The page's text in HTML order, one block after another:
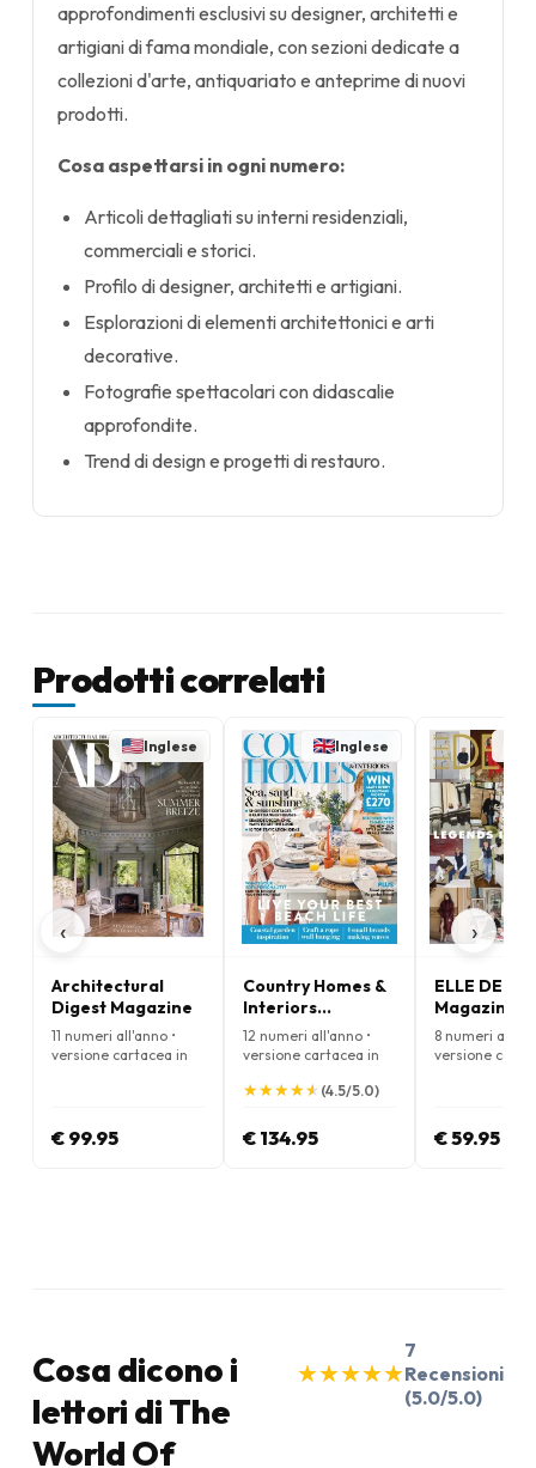
approfondimenti esclusivi su designer, architetti e
artigiani di fama mondiale, con sezioni dedicate a
collezioni d'arte, antiquariato e anteprime di nuovi
prodotti.
Cosa aspettarsi in ogni numero:
Articoli dettagliati su interni residenziali,
commerciali e storici.
Profilo di designer, architetti e artigiani.
Esplorazioni di elementi architettonici e arti
decorative.
Fotografie spettacolari con didascalie
approfondite.
Trend di design e progetti di restauro.
Prodotti correlati
‹
Inglese
Architectural
Digest Magazine
11 numeri all'anno •
versione cartacea in
€ 99.95
Inglese
Country Homes &
Interiors
Magazine
12 numeri all'anno •
versione cartacea in
★
★★
★★
★★
★★
★ (4.5/5.0)
€ 134.95
ELLE
Magazine
8 numeri
versione
€ 59.95
›
Cosa dicono i
lettori di The
World Of
★
★★
★★
★★
★★
★
7
Recensioni
(5.0/5.0)